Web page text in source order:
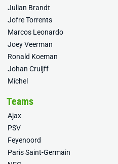
Julian Brandt
Jofre Torrents
Marcos Leonardo
Joey Veerman
Ronald Koeman
Johan Cruijff
Míchel
Teams
Ajax
PSV
Feyenoord
Paris Saint-Germain